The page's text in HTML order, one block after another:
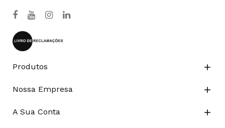
Produtos 
Nossa Empresa 
A Sua Conta 